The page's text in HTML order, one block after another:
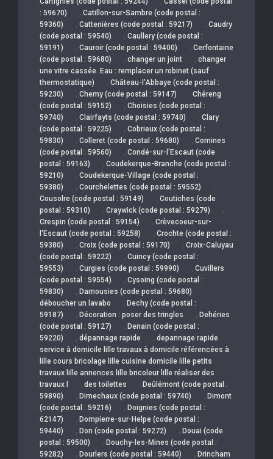
: 59670)
, Catillon-sur-Sambre (code postal :
59360)
, Cattenières (code postal : 59217) , Caudry
(code postal : 59540)
, Caullery (code postal :
59191)
, Cauroir (code postal : 59400) , Cerfontaine
(code postal : 59680)
, changer un joint , changer
une vitre cassée. Eau : remplacer un robinet (sauf
thermostatique)
, Château-l'Abbaye (code postal :
59230)
, Chemy (code postal : 59147) , Chéreng
(code postal : 59152)
, Choisies (code postal :
59740)
, Clairfayts (code postal : 59740) , Clary
(code postal : 59225)
, Cobrieux (code postal :
59830)
, Colleret (code postal : 59680) , Comines
(code postal : 59560)
, Condé-sur-l'Escaut (code
postal : 59163)
, Coudekerque-Branche (code postal :
59210)
, Coudekerque-Village (code postal :
59380)
, Courchelettes (code postal : 59552) ,
Cousolre (code postal : 59149) , Coutiches (code
postal : 59310)
, Craywick (code postal : 59279) ,
Crespin (code postal : 59154) , Crèvecoeur-sur-
l'Escaut (code postal : 59258)
, Crochte (code postal :
59380)
, Croix (code postal : 59170) , Croix-Caluyau
(code postal : 59222)
, Cuincy (code postal :
59553)
, Curgies (code postal : 59990) , Cuvillers
(code postal : 59554)
, Cysoing (code postal :
59830)
, Damousies (code postal : 59680) ,
déboucher un lavabo , Dechy (code postal :
59187)
, Décoration : poser des tringles , Dehéries
(code postal : 59127)
, Denain (code postal :
59220)
, dépannage rapide , depannage rapide
service à domicile lille travaux à domicile référencées à
lille cours bricolage lille cuisine domicile lille petits
travaux lille annonces lille bricoleur lille réaliser des
travaux l
, des toilettes , Deûlémont (code postal :
59890)
, Dimechaux (code postal : 59740) , Dimont
(code postal : 59216)
, Doignies (code postal :
62147)
, Dompierre-sur-Helpe (code postal :
59440)
, Don (code postal : 59272) , Douai (code
postal : 59500)
, Douchy-les-Mines (code postal :
59282)
, Dourlers (code postal : 59440) , Drincham